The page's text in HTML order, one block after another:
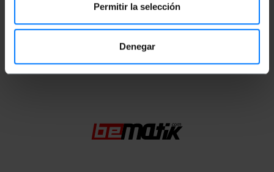
Permitir la selección
Denegar
Produktdatei 1